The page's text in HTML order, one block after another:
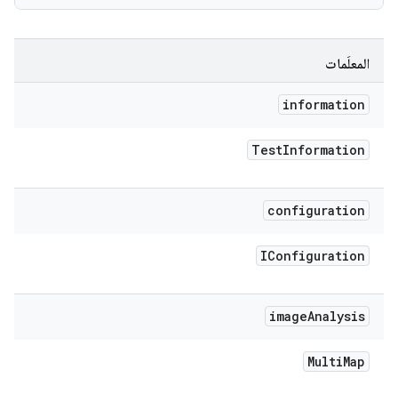
المعلَمات
information
TestInformation
configuration
IConfiguration
imageAnalysis
MultiMap